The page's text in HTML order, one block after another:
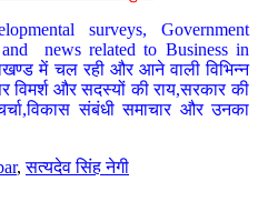
surveys, Government
news related to Business in
में चल रही और आने वाली विभिन्न
विमर्श और सदस्यों की राय,सरकार की
संबंधी समाचार और उनका
,सत्यदेव सिंह नेगी